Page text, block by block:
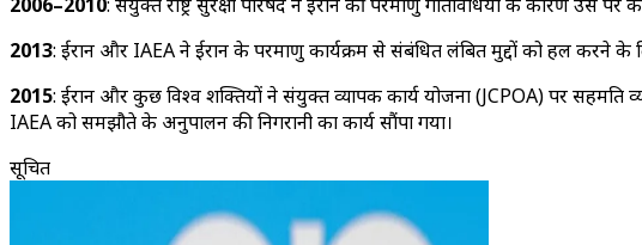
2013: ईरान और IAEA ने ईरान के परमाणु कार्यक्रम से संबंधित लंबित मुद्दों को हल करने
2015: ईरान और कुछ विश्व शक्तियों ने संयुक्त व्यापक कार्य योजना (JCPOA) पर सहमति
IAEA को समझौते के अनुपालन की निगरानी का कार्य सौंपा गया।
सूचित